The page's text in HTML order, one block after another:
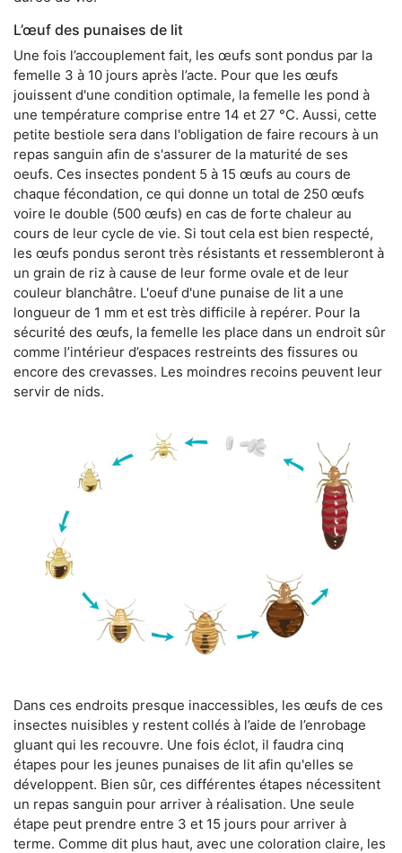
L’œuf des punaises de lit
Une fois l’accouplement fait, les œufs sont pondus par la
femelle 3 à 10 jours après l’acte. Pour que les œufs
jouissent d'une condition optimale, la femelle les pond à
une température comprise entre 14 et 27 °C. Aussi, cette
petite bestiole sera dans l'obligation de faire recours à un
repas sanguin afin de s'assurer de la maturité de ses
oeufs. Ces insectes pondent 5 à 15 œufs au cours de
chaque fécondation, ce qui donne un total de 250 œufs
voire le double (500 œufs) en cas de forte chaleur au
cours de leur cycle de vie. Si tout cela est bien respecté,
les œufs pondus seront très résistants et ressembleront à
un grain de riz à cause de leur forme ovale et de leur
couleur blanchâtre. L'oeuf d'une punaise de lit a une
longueur de 1 mm et est très difficile à repérer. Pour la
sécurité des œufs, la femelle les place dans un endroit sûr
comme l’intérieur d’espaces restreints des fissures ou
encore des crevasses. Les moindres recoins peuvent leur
servir de nids.
Dans ces endroits presque inaccessibles, les œufs de ces
insectes nuisibles y restent collés à l’aide de l’enrobage
gluant qui les recouvre. Une fois éclot, il faudra cinq
étapes pour les jeunes punaises de lit afin qu'elles se
développent. Bien sûr, ces différentes étapes nécessitent
un repas sanguin pour arriver à réalisation. Une seule
étape peut prendre entre 3 et 15 jours pour arriver à
terme. Comme dit plus haut, avec une coloration claire, les